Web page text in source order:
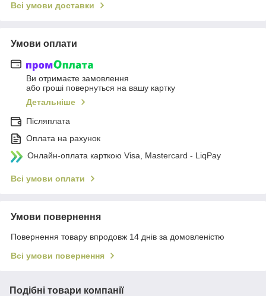
Всі умови доставки
Умови оплати
Ви отримаєте замовлення
або гроші повернуться на вашу картку
Детальніше
Післяплата
Оплата на рахунок
Онлайн-оплата карткою Visa, Mastercard - LiqPay
Всі умови оплати
Умови повернення
Повернення товару впродовж 14 днів за домовленістю
Всі умови повернення
Подібні товари компанії